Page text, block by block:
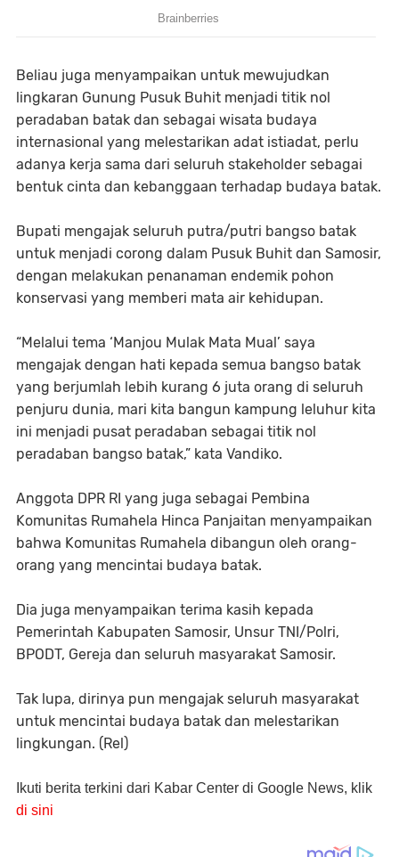
Beliau juga menyampaikan untuk mewujudkan
lingkaran Gunung Pusuk Buhit menjadi titik nol
peradaban batak dan sebagai wisata budaya
internasional yang melestarikan adat istiadat, perlu
adanya kerja sama dari seluruh stakeholder sebagai
bentuk cinta dan kebanggaan terhadap budaya batak.
Bupati mengajak seluruh putra/putri bangso batak
untuk menjadi corong dalam Pusuk Buhit dan Samosir,
dengan melakukan penanaman endemik pohon
konservasi yang memberi mata air kehidupan.
“Melalui tema ‘Manjou Mulak Mata Mual’ saya
mengajak dengan hati kepada semua bangso batak
yang berjumlah lebih kurang 6 juta orang di seluruh
penjuru dunia, mari kita bangun kampung leluhur kita
ini menjadi pusat peradaban sebagai titik nol
peradaban bangso batak,” kata Vandiko.
Anggota DPR RI yang juga sebagai Pembina
Komunitas Rumahela Hinca Panjaitan menyampaikan
bahwa Komunitas Rumahela dibangun oleh orang-
orang yang mencintai budaya batak.
Dia juga menyampaikan terima kasih kepada
Pemerintah Kabupaten Samosir, Unsur TNI/Polri,
BPODT, Gereja dan seluruh masyarakat Samosir.
Tak lupa, dirinya pun mengajak seluruh masyarakat
untuk mencintai budaya batak dan melestarikan
lingkungan. (Rel)
Ikuti berita terkini dari Kabar Center di Google News, klik
di sini